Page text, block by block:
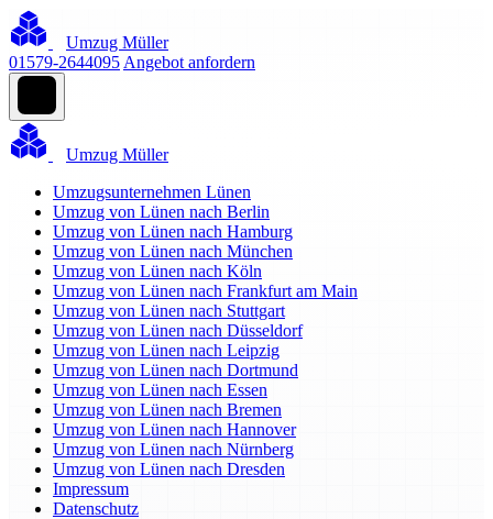
Umzug Müller
01579-2644095 Angebot anfordern
Umzug Müller
Umzugsunternehmen Lünen
Umzug von Lünen nach Berlin
Umzug von Lünen nach Hamburg
Umzug von Lünen nach München
Umzug von Lünen nach Köln
Umzug von Lünen nach Frankfurt am Main
Umzug von Lünen nach Stuttgart
Umzug von Lünen nach Düsseldorf
Umzug von Lünen nach Leipzig
Umzug von Lünen nach Dortmund
Umzug von Lünen nach Essen
Umzug von Lünen nach Bremen
Umzug von Lünen nach Hannover
Umzug von Lünen nach Nürnberg
Umzug von Lünen nach Dresden
Impressum
Datenschutz